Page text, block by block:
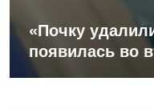
«Почку
появилась во